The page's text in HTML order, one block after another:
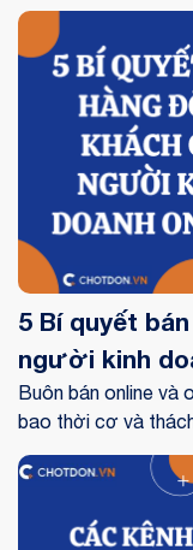
nghiệp điện tử,..
để tiếp cận với
tiếp. Dạo mới đây
dạo cách đây
đang để ý về việc
hàng trên tik tok
5 Bí quyết
người kinh
Buôn bán online và
bao thời cơ và
chân vào thương
phân khúc khách
doanh đông khách
theo dõi bài viết